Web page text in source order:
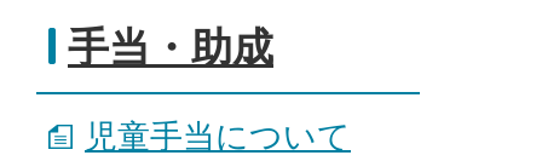
手当・助成
児童手当について